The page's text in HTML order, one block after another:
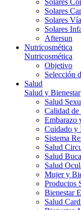
Solares
Solares
Solares
Aftersun
Nutricosmética
Nutricosmética
Objetivo
Selección
Salud
Salud y Bienestar
Salud
Calidad de
Embarazo
Cuidado y
Sistema
Salud
Salud
Salud
Mujer y
Productos
Bienestar
Salud